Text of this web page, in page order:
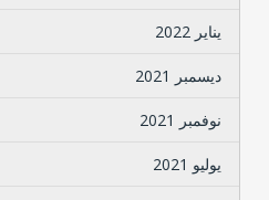
يناير 2022
ديسمبر 2021
نوفمبر 2021
يوليو 2021